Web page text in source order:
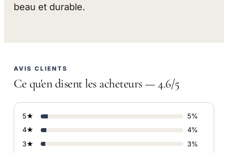
beau et durable.
AVIS CLIENTS
Ce qu'en disent les acheteurs — 4.6/5
5★
5%
4★
4%
3★
3%